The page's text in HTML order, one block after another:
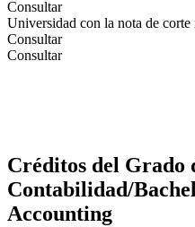
Consultar
Universidad con la nota de corte
Consultar
Consultar
Créditos del Grado
Contabilidad/
Accounting